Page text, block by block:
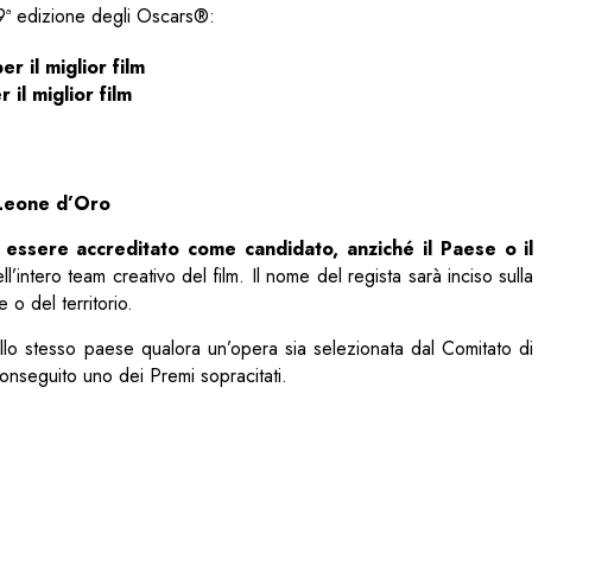
edizione degli Oscars®:
il miglior film
il miglior film
d’Oro
accreditato come candidato, anziché il Paese o il
team creativo del film. Il nome del regista sarà inciso sulla
o del territorio.
stesso paese qualora un’opera sia selezionata dal Comitato di
uno dei Premi sopracitati.